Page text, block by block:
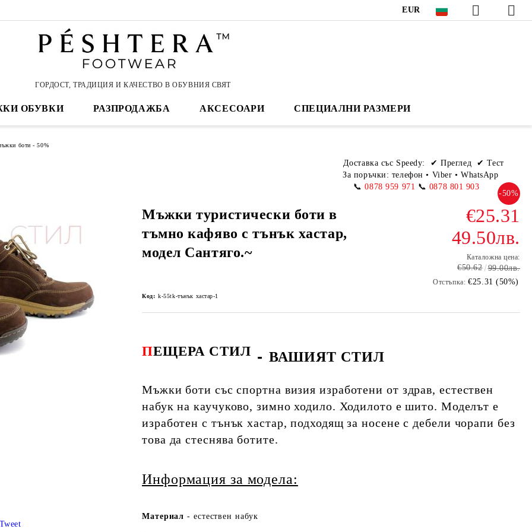
EUR
ГОРДОСТ, ТРАДИЦИЯ И КАЧЕСТВО В ОБУВНИЯ СВЯТ
ОБУВКИ РАЗПРОДАЖБА АКСЕСОАРИ СПЕЦИАЛНИ РАЗМЕРИ
боти - 50%
Доставка със Speedy:
✔ Преглед ✔ Тест
За поръчки: телефон• Viber • WhatsApp
📞 0878 959 971 📞 0878 801 903
Мъжки туристически боти в
тъмно кафяво с тънък хастар,
модел Сантяго.~
-50%
€25.31
49.50лв.
Каталожна цена:
€50.62 99.00лв.
Отстъпка: €25.31 (50%)
Код: k-55tk-тънък хастар-1
ПЕЩЕРА СТИЛ - ВАШИЯТ СТИЛ
Мъжки боти със спортна визия изработени от здрав, естествен
набук на каучуково, зимно ходило. Ходилото е шито. Моделът е
изработен с тънък хастар, подходящ за носене с дебели чорапи без
това да стеснява ботите.
Информация за модела:
Материал- естествен набук
Tweet